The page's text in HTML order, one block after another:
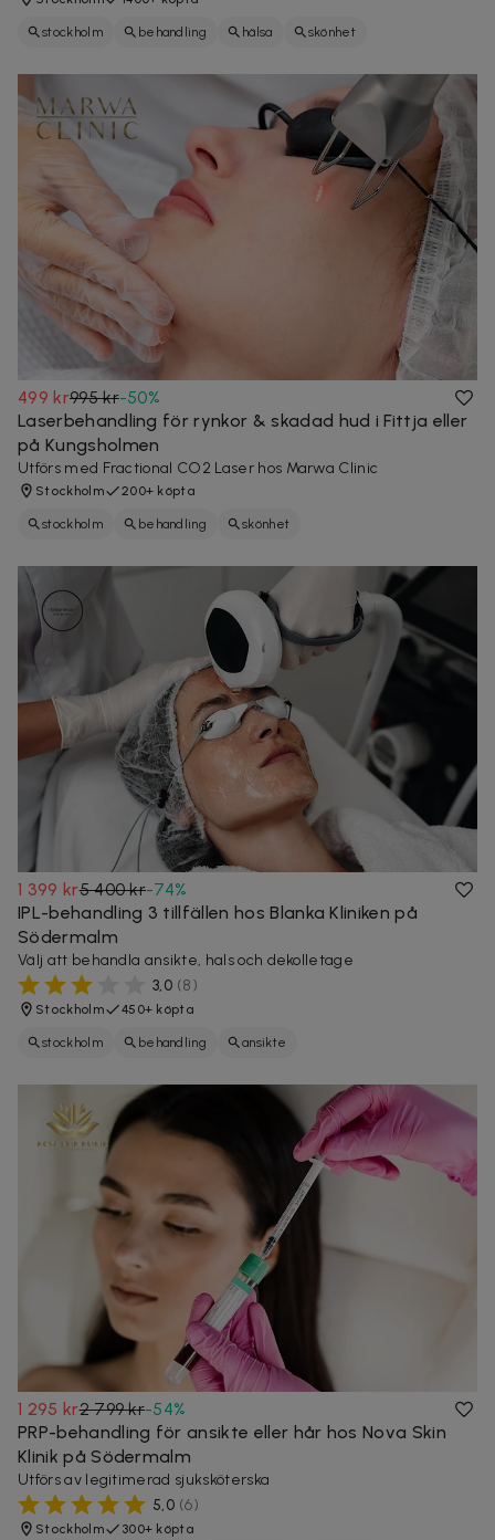
stockholm behandling hälsa skönhet
499 kr995 kr-50%
Laserbehandling för rynkor & skadad hud i Fittja eller
på Kungsholmen
Utförs med Fractional CO2 Laser hos Marwa Clinic
Stockholm 200+ köpta
stockholm behandling skönhet
1 399 kr5 400 kr-74%
IPL-behandling 3 tillfällen hos Blanka Kliniken på
Södermalm
Välj att behandla ansikte, hals och dekolletage
3,0 (8)
Stockholm 450+ köpta
stockholm behandling ansikte
1 295 kr2 799 kr-54%
PRP-behandling för ansikte eller hår hos Nova Skin
Klinik på Södermalm
Utförs av legitimerad sjuksköterska
5,0 (6)
Stockholm 300+ köpta